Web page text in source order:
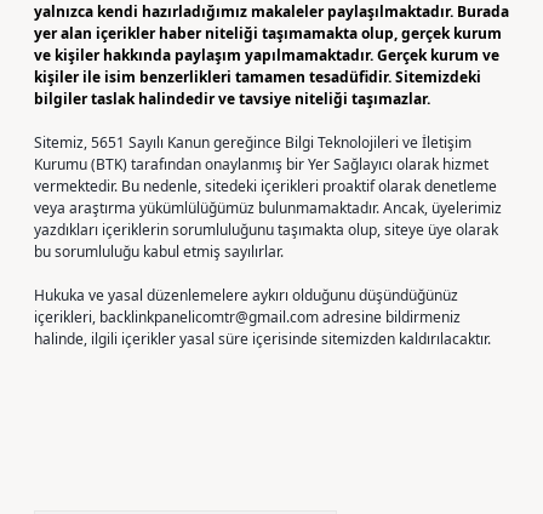
yalnızca kendi hazırladığımız makaleler paylaşılmaktadır. Burada
yer alan içerikler haber niteliği taşımamakta olup, gerçek kurum
ve kişiler hakkında paylaşım yapılmamaktadır. Gerçek kurum ve
kişiler ile isim benzerlikleri tamamen tesadüfidir. Sitemizdeki
bilgiler taslak halindedir ve tavsiye niteliği taşımazlar.
Sitemiz, 5651 Sayılı Kanun gereğince Bilgi Teknolojileri ve İletişim
Kurumu (BTK) tarafından onaylanmış bir Yer Sağlayıcı olarak hizmet
vermektedir. Bu nedenle, sitedeki içerikleri proaktif olarak denetleme
veya araştırma yükümlülüğümüz bulunmamaktadır. Ancak, üyelerimiz
yazdıkları içeriklerin sorumluluğunu taşımakta olup, siteye üye olarak
bu sorumluluğu kabul etmiş sayılırlar.
Hukuka ve yasal düzenlemelere aykırı olduğunu düşündüğünüz
içerikleri, backlinkpanelicomtr@gmail.comadresine bildirmeniz
halinde, ilgili içerikler yasal süre içerisinde sitemizden kaldırılacaktır.